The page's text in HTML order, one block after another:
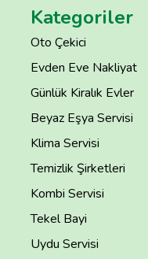
Kategoriler
Oto Çekici
Evden Eve Nakliyat
Günlük Kiralık Evler
Beyaz Eşya Servisi
Klima Servisi
Temizlik Şirketleri
Kombi Servisi
Tekel Bayi
Uydu Servisi